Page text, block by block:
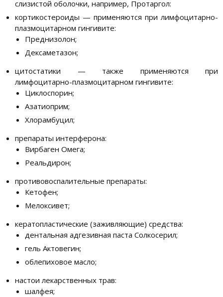
слизистой оболочки, например, Протаргол:
кортикостероиды — применяются при лимфоцитарно-
плазмоцитарном гингивите:
Преднизолон;
Дексаметазон;
цитостатики — также применяются при
лимфоцитарно-плазмоцитарном гингивите:
Циклоспорин;
Азатиоприм;
Хлорамбуцил;
препараты интерферона:
Вирбаген Омега;
Реальдирон;
противовоспалительные препараты:
Кетофен;
Мелоксивет;
кератопластические (заживляющие) средства:
дентальная адгезивная паста Солкосерил;
гель Актовегин;
облепиховое масло;
настои лекарственных трав:
шалфея;